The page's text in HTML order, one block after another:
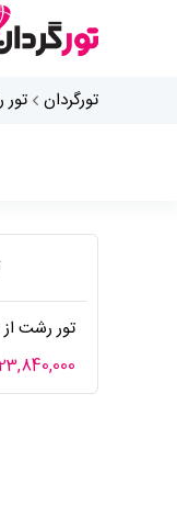
تورگردان
تور رشت
23,840,000